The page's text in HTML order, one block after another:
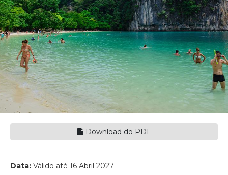
Download do PDF
Data: Válido até 16 Abril 2027